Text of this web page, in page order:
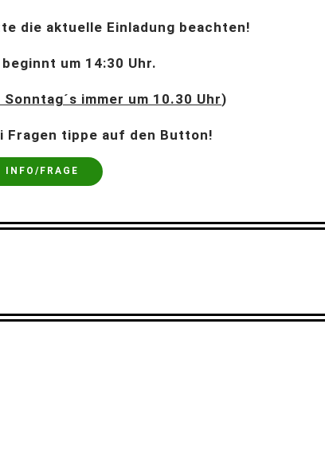
die aktuelle Einladung beachten!
beginnt um 14:30 Uhr.
Sonntag´s immer um 10.30 Uhr)
Fragen tippe auf den Button!
INFO/FRAGE